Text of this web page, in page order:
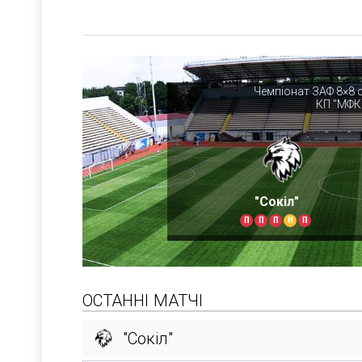
Чемпіонат ЗАФ 8×8
КП
"Сокіл"
П П П Н П
ОСТАННІ МАТЧІ
"Сокіл"